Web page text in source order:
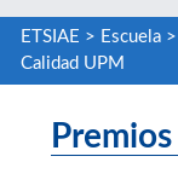
ETSIAE > Escuela>
Calidad UPM